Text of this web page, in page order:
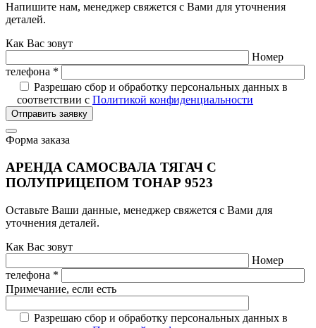
Напишите нам, менеджер свяжется с Вами для уточнения
деталей.
Как Вас зовут
Номер
телефона *
Разрешаю сбор и обработку персональных данных в
соответствии с Политикой конфиденциальности
Отправить заявку
Форма заказа
АРЕНДА САМОСВАЛА ТЯГАЧ С
ПОЛУПРИЦЕПОМ ТОНАР 9523
Оставьте Ваши данные, менеджер свяжется с Вами для
уточнения деталей.
Как Вас зовут
Номер
телефона *
Примечание, если есть
Разрешаю сбор и обработку персональных данных в